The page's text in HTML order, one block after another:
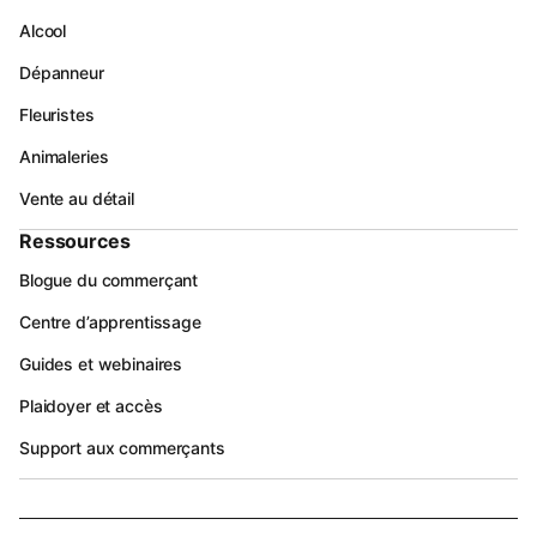
Alcool
Dépanneur
Fleuristes
Animaleries
Vente au détail
Ressources
Blogue du commerçant
Centre d’apprentissage
Guides et webinaires
Plaidoyer et accès
Support aux commerçants